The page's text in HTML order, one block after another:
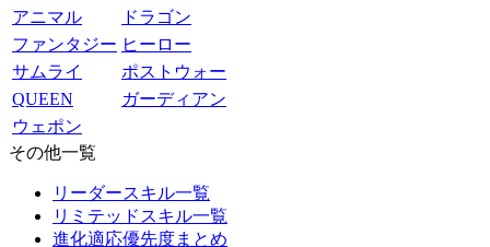
アニマル
ドラゴン
ファンタジー ヒーロー
サムライ
ポストウォー
QUEEN
ガーディアン
ウェポン
その他一覧
リーダースキル一覧
リミテッドスキル一覧
進化適応優先度まとめ